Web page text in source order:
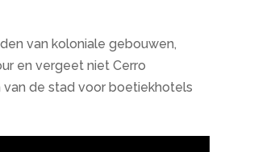
van koloniale gebouwen,
en vergeet niet Cerro
de stad voor boetiekhotels